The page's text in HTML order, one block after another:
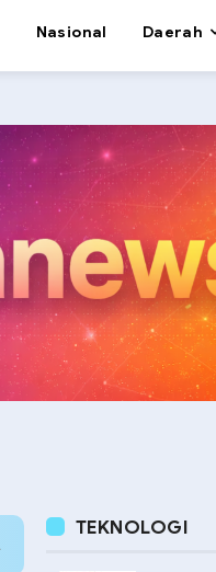
Nasional Daerah
TEKNOLOGI